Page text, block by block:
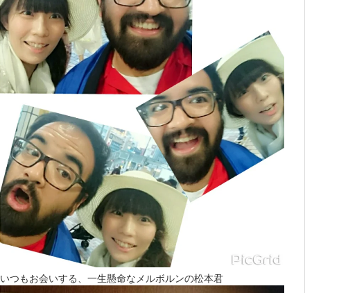
いつもお会いする、一生懸命なメルボルンの松本君